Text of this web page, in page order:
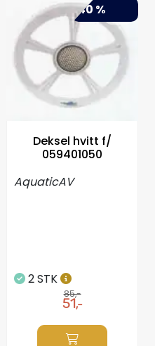
-40 %
Deksel hvitt f/
059401050
AquaticAV
2 STK
85,-
51,-